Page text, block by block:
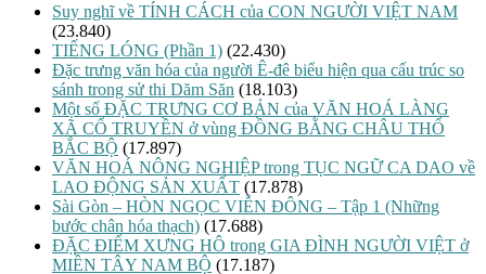
Suy nghĩ về TÍNH CÁCH của CON NGƯỜI VIỆT NAM
(23.840)
TIẾNG LÓNG (Phần 1) (22.430)
Đặc trưng văn hóa của người Ê-đê biểu hiện qua cấu trúc so
sánh trong sử thi Dăm Săn (18.103)
Một số ĐẶC TRƯNG CƠ BẢN của VĂN HOÁ LÀNG
XÃ CỔ TRUYỀN ở vùng ĐỒNG BẰNG CHÂU THỔ
BẮC BỘ (17.897)
VĂN HOÁ NÔNG NGHIỆP trong TỤC NGỮ CA DAO về
LAO ĐỘNG SẢN XUẤT (17.878)
Sài Gòn – HÒN NGỌC VIỄN ĐÔNG – Tập 1 (Những
bước chân hóa thạch) (17.688)
ĐẶC ĐIỂM XƯNG HÔ trong GIA ĐÌNH NGƯỜI VIỆT ở
MIỀN TÂY NAM BỘ (17.187)